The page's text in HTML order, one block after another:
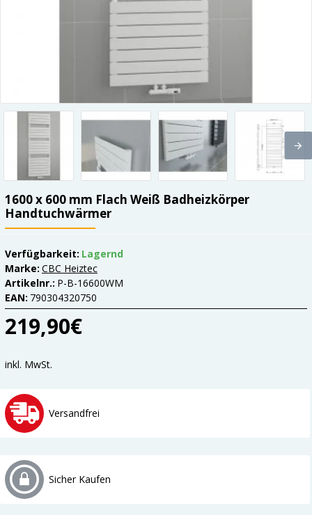
1600 x 600 mm Flach Weiß Badheizkörper
Handtuchwärmer
219,90€
Verfügbarkeit: Lagernd
Marke: CBC Heiztec
Artikelnr.: P-B-16600WM
EAN: 790304320750
inkl. MwSt.
Versandfrei
Sicher Kaufen